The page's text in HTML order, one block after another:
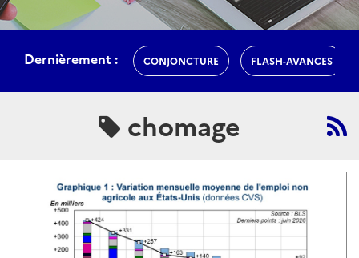
Dernièrement : CONJONCTURE FLASH-AVANCES
chomage